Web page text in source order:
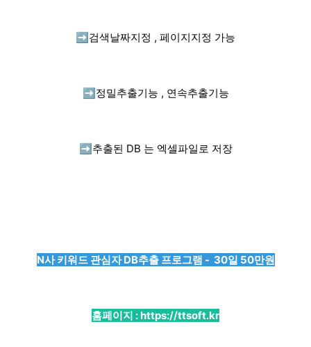
➡️ 검색날짜지정 , 페이지지정 가능
➡️ 정밀추출기능 , 연속추출기능
➡️ 추출된 DB 는 엑셀파일로 저장
N사 키워드 관심자 DB추출 프로그램 - 30일 50만원
홈페이지 :https://ttsoft.kr